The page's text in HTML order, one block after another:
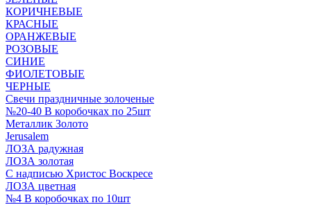
КОРИЧНЕВЫЕ
КРАСНЫЕ
ОРАНЖЕВЫЕ
РОЗОВЫЕ
СИНИЕ
ФИОЛЕТОВЫЕ
ЧЕРНЫЕ
Свечи праздничные золоченые
№20-40 В коробочках по 25шт
Металлик Золото
Jerusalem
ЛОЗА радужная
ЛОЗА золотая
С надписью Христос Воскресе
ЛОЗА цветная
№4 В коробочках по 10шт